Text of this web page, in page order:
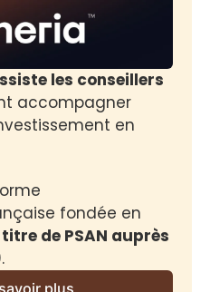
les conseillers
accompagner
en
fondée en
de PSAN auprès
plus